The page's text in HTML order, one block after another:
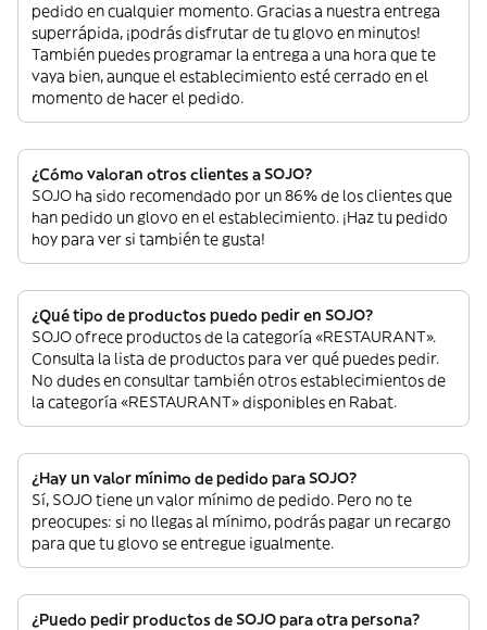
pedido en cualquier momento. Gracias a nuestra entrega
superrápida, ¡podrás disfrutar de tu glovo en minutos!
También puedes programar la entrega a una hora que te
vaya bien, aunque el establecimiento esté cerrado en el
momento de hacer el pedido.
¿Cómo valoran otros clientes a SOJO?
SOJO ha sido recomendado por un 86% de los clientes que
han pedido un glovo en el establecimiento. ¡Haz tu pedido
hoy para ver si también te gusta!
¿Qué tipo de productos puedo pedir en SOJO?
SOJO ofrece productos de la categoría «RESTAURANT».
Consulta la lista de productos para ver qué puedes pedir.
No dudes en consultar también otros establecimientos de
la categoría «RESTAURANT» disponibles en Rabat.
¿Hay un valor mínimo de pedido para SOJO?
Sí, SOJO tiene un valor mínimo de pedido. Pero no te
preocupes: si no llegas al mínimo, podrás pagar un recargo
para que tu glovo se entregue igualmente.
¿Puedo pedir productos de SOJO para otra persona?